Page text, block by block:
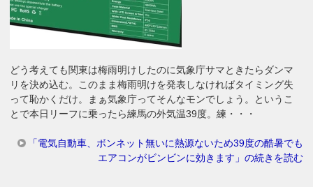
どう考えても関東は梅雨明けしたのに気象庁サマときたらダンマ
リを決め込む。このまま梅雨明けを発表しなければタイミング失
って恥かくだけ。まぁ気象庁ってそんなモンでしょう。というこ
とで本日リーフに乗ったら練馬の外気温39度。練・・・
「電気自動車、ボンネット無いに熱源ないため39度の酷暑でも
エアコンがビンビンに効きます」の続きを読む